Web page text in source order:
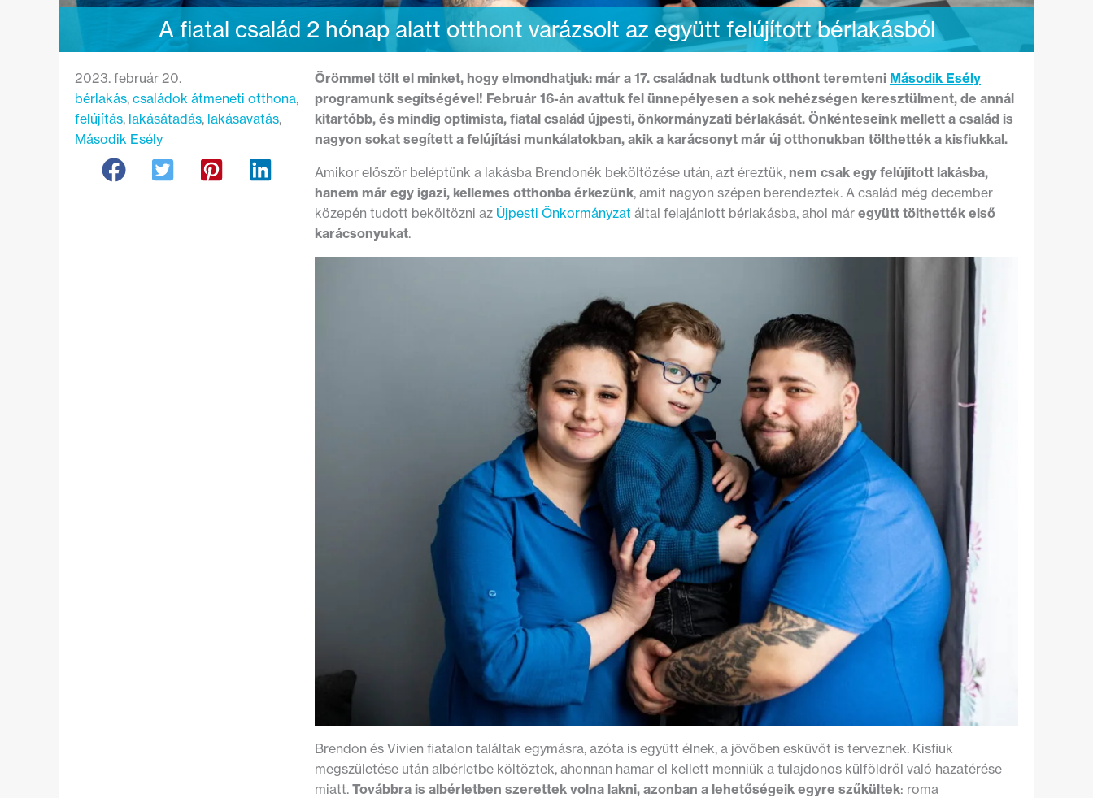
A fiatal család 2 hónap alatt otthont varázsolt az együtt felújított bérlakásból
2023. február 20.
bérlakás, családok átmeneti otthona
felújítás, lakásátadás, lakásavatás
Második Esély
Örömmel tölt el minket, hogy elmondhatjuk: már a 17. családnak tudtunk otthont teremteni Második Esély
programunk segítségével! Február 16-án avattuk fel ünnepélyesen a sok nehézségen keresztülment, de annál
kitartóbb, és mindig optimista, fiatal család újpesti, önkormányzati bérlakását. Önkénteseink mellett a család is
nagyon sokat segített a felújítási munkálatokban, akik a karácsonyt már új otthonukban tölthették a kisfiukkal.
Amikor először beléptünk a lakásba Brendonék beköltözése után, azt éreztük, nem csak egy felújított lakásba,
hanem már egy igazi, kellemes otthonba érkezünk, amit nagyon szépen berendeztek. A család még december
közepén tudott beköltözni az Újpesti Önkormányzat által felajánlott bérlakásba, ahol már együtt tölthették első
karácsonyukat.
Brendon és Vivien fiatalon találtak egymásra, azóta is együtt élnek, a jövőben esküvőt is terveznek. Kisfiuk
megszületése után albérletbe költöztek, ahonnan hamar el kellett menniük a tulajdonos külföldről való hazatérése
miatt. Továbbra is albérletben szerettek volna lakni, azonban a lehetőségeik egyre szűkültek: roma